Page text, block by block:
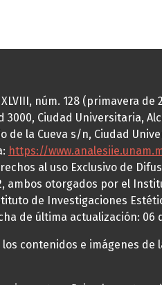
XLVIII, núm. 128 (primavera
Ciudad Universitaria,
la Cueva s/n, Ciudad
https://
al uso Exclusivo de
ambos otorgados por el
de Investigaciones
de última actualización: 06
contenidos e imágenes